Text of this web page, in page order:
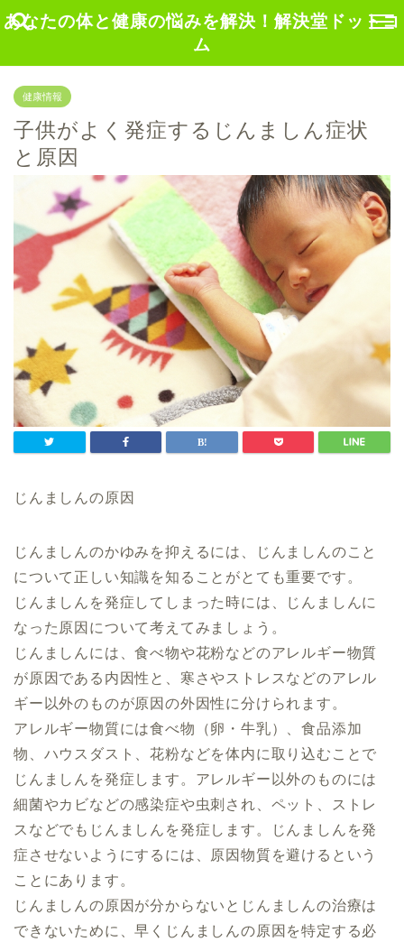
あなたの体と健康の悩みを解決！解決堂ドットコ
ム
健康情報
子供がよく発症するじんましん症状
と原因
じんましんの原因
じんましんのかゆみを抑えるには、じんましんのこと
について正しい知識を知ることがとても重要です。
じんましんを発症してしまった時には、じんましんに
なった原因について考えてみましょう。
じんましんには、食べ物や花粉などのアレルギー物質
が原因である内因性と、寒さやストレスなどのアレル
ギー以外のものが原因の外因性に分けられます。
アレルギー物質には食べ物（卵・牛乳）、食品添加
物、ハウスダスト、花粉などを体内に取り込むことで
じんましんを発症します。アレルギー以外のものには
細菌やカビなどの感染症や虫刺され、ペット、ストレ
スなどでもじんましんを発症します。じんましんを発
症させないようにするには、原因物質を避けるという
ことにあります。
じんましんの原因が分からないとじんましんの治療は
できないために、早くじんましんの原因を特定する必